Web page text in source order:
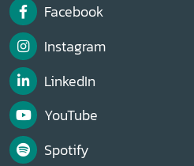
Facebook
Instagram
LinkedIn
YouTube
Spotify